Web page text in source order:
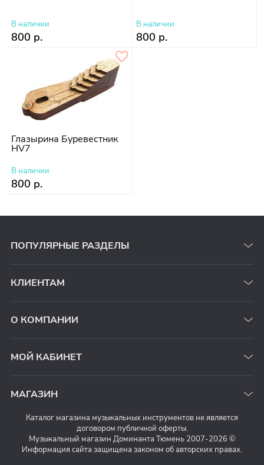
В наличии
800 р.
В наличии
800 р.
Глазырина Буревестник
HV7
В наличии
800 р.
ПОПУЛЯРНЫЕ РАЗДЕЛЫ
КЛИЕНТАМ
О КОМПАНИИ
МОЙ КАБИНЕТ
МАГАЗИН
Каталог магазина музыкальных инструментов не является
договором публичной оферты.
Музыкальный магазин Доминанта Тюмень 2007-2026 ©
Информация сайта защищена законом об авторских правах.